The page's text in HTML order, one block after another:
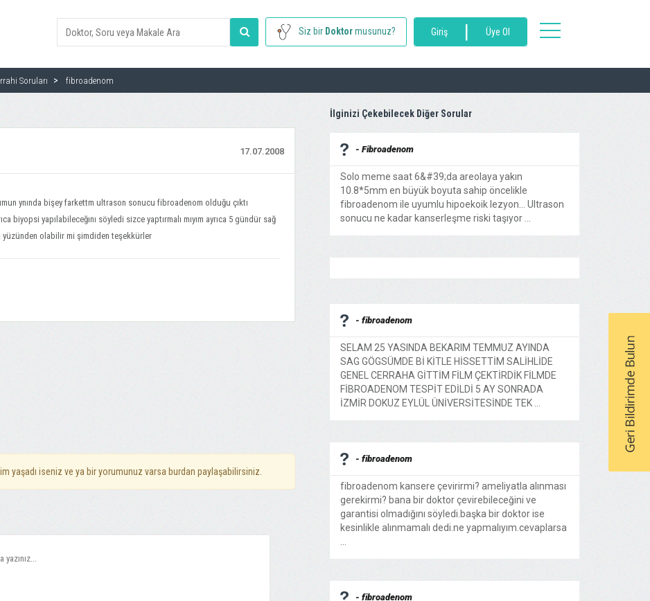
Siz bir Doktormusunuz? Giriş | Üye Ol
toggle
Soruları fibroadenom
17.07.2008
ynında bişey farkettm ultrason sonucu fibroadenom olduğu çıktı
biyopsi yapılabileceğını söyledi sizce yaptırmalı mıyım ayrıca 5 gündür sağ
yüzünden olabilir mi şimdiden teşekkürler
yaşadı iseniz ve ya bir yorumunuz varsa burdan paylaşabilirsiniz.
İlginizi Çekebilecek Diğer Sorular
- Fibroadenom
Solo meme saat 6&#39;da areolaya yakın
10.8*5mm en büyük boyuta sahip öncelikle
fibroadenom ile uyumlu hipoekoik lezyon... Ultrason
sonucu ne kadar kanserleşme riski taşıyor ...
- fibroadenom
SELAM 25 YASINDA BEKARIM TEMMUZ AYINDA
SAG GÖGSÜMDE Bİ KİTLE HİSSETTİM SALİHLİDE
GENEL CERRAHA GİTTİM FİLM ÇEKTİRDİK FİLMDE
FİBROADENOM TESPİT EDİLDİ 5 AY SONRADA
İZMİR DOKUZ EYLÜL ÜNİVERSİTESİNDE TEK ...
- fibroadenom
fibroadenom kansere çevirirmi? ameliyatla alınması
gerekirmi? bana bir doktor çevirebileceğini ve
garantisi olmadığını söyledi.başka bir doktor ise
kesinlikle alınmamalı dedi.ne yapmalıyım.cevaplarsa
- fibroadenom